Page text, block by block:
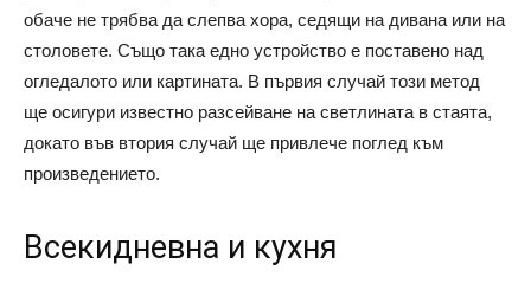
обаче не трябва да слепва хора, седящи на дивана или на
столовете. Също така едно устройство е поставено над
огледалото или картината. В първия случай този метод
ще осигури известно разсейване на светлината в стаята,
докато във втория случай ще привлече поглед към
произведението.
Всекидневна и кухня